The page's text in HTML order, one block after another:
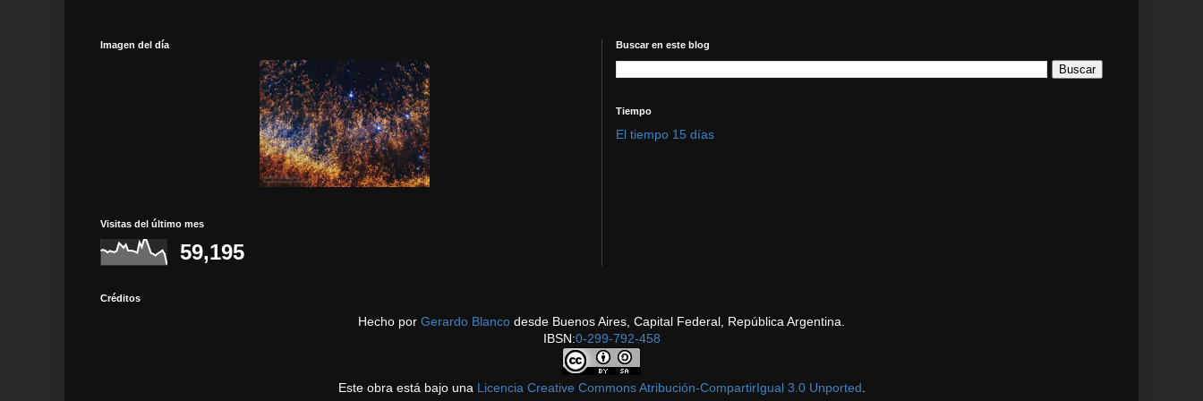
Imagen del día
Visitas del último mes
59,195
Buscar en este blog
Tiempo
El tiempo 15 días
Créditos
Hecho por Gerardo Blanco desde Buenos Aires, Capital Federal, República Argentina.
IBSN:0-299-792-458
Este obra está bajo una Licencia Creative Commons Atribución-CompartirIgual 3.0 Unported